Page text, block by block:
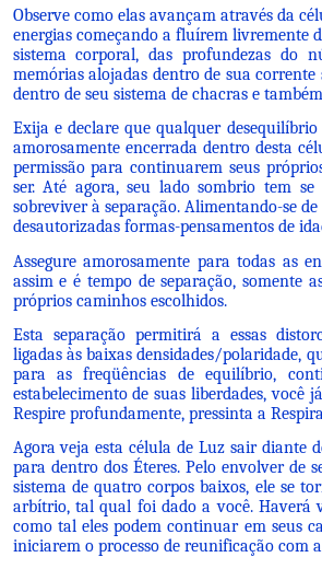
Observe como elas avançam através da
energias começando a fluírem livremente
sistema corporal, das profundezas do
memórias alojadas dentro de sua corrente
dentro de seu sistema de chacras e
Exija e declare que qualquer
amorosamente encerrada dentro desta
permissão para continuarem seus
ser. Até agora, seu lado sombrio tem se
sobreviver à separação. Alimentando-se
desautorizadas formas-pensamentos de
Assegure amorosamente para todas as
assim e é tempo de separação, somente
próprios caminhos escolhidos.
Esta separação permitirá a essas
ligadas às baixas densidades/polaridade,
para as freqüências de equilíbrio,
estabelecimento de suas liberdades,
Respire profundamente, pressinta a
Agora veja esta célula de Luz sair diante
para dentro dos Éteres. Pelo envolver de
sistema de quatro corpos baixos, ele se
arbítrio, tal qual foi dado a você. Haverá
como tal eles podem continuar em seus
iniciarem o processo de reunificação com